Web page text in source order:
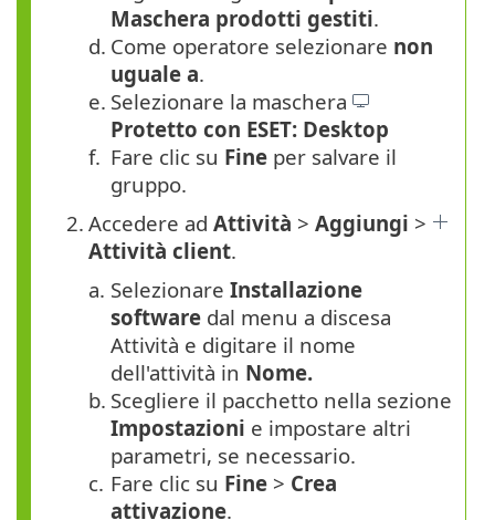
Maschera prodotti gestiti.
d. Come operatore selezionare non
uguale a.
e. Selezionare la maschera
Protetto con ESET: Desktop
f. Fare clic su Fine per salvare il
gruppo.
2. Accedere ad Attività > Aggiungi >
Attività client.
a. Selezionare Installazione
software dal menu a discesa
Attività e digitare il nome
dell'attività in Nome.
b. Scegliere il pacchetto nella sezione
Impostazioni e impostare altri
parametri, se necessario.
c. Fare clic su Fine > Crea
attivazione.